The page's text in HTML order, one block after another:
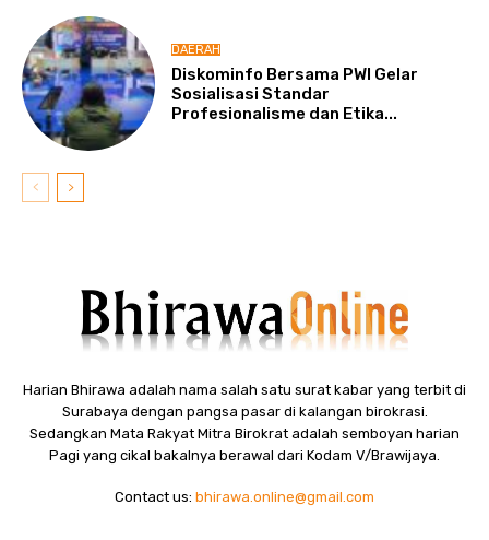
DAERAH
Diskominfo Bersama PWI Gelar
Sosialisasi Standar
Profesionalisme dan Etika...
Harian Bhirawa adalah nama salah satu surat kabar yang terbit di
Surabaya dengan pangsa pasar di kalangan birokrasi.
Sedangkan Mata Rakyat Mitra Birokrat adalah semboyan harian
Pagi yang cikal bakalnya berawal dari Kodam V/Brawijaya.
Contact us: bhirawa.online@gmail.com